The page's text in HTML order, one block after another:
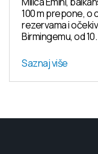
100 m prepone, o
rezervama i
Birmingemu, od
Saznaj više